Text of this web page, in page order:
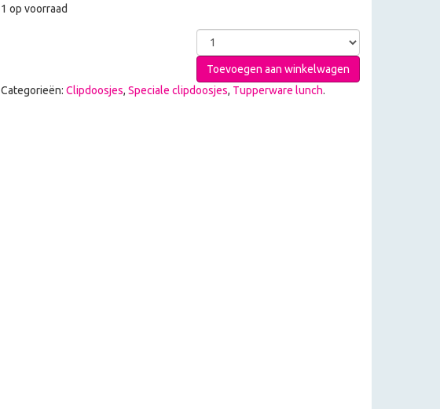
1 op voorraad
Toevoegen aan winkelwagen
Categorieën: Clipdoosjes, Speciale clipdoosjes, Tupperware lunch.